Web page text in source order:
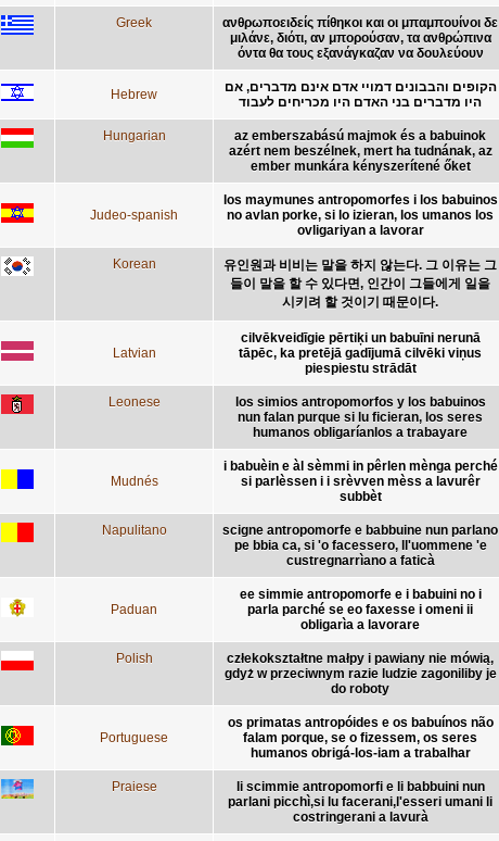
Greek
ανθρωποειδείς πίθηκοι και οι μπαμπουίνοι δε
μιλάνε, διότι, αν μπορούσαν, τα ανθρώπινα
όντα θα τους εξανάγκαζαν να δουλεύουν
Hebrew
הקופים והבבונים דמויי אדם אינם מדברים, אם
היו מדברים בני האדם היו מכריחים לעבוד
Hungarian
az emberszabású majmok és a babuinok
azért nem beszélnek, mert ha tudnának, az
ember munkára kényszerítené őket
Judeo-spanish
los maymunes antropomorfes i los babuinos
no avlan porke, si lo izieran, los umanos los
ovligariyan a lavorar
Korean
유인원과 비비는 말을 하지 않는다. 그 이유는 그
들이 말을 할 수 있다면, 인간이 그들에게 일을
시키려 할 것이기 때문이다.
Latvian
cilvēkveidīgie pērtiķi un babuīni nerunā
tāpēc, ka pretējā gadījumā cilvēki viņus
piespiestu strādāt
Leonese
los simios antropomorfos y los babuinos
nun falan purque si lu ficieran, los seres
humanos obligaríanlos a trabayare
Mudnés
i babuèin e àl sèmmi in pêrlen mènga perché
si parlèssen i i srèvven mèss a lavurêr
subbèt
Napulitano
scigne antropomorfe e babbuine nun parlano
pe bbia ca, si 'o facessero, ll'uommene 'e
custregnarrìano a faticà
Paduan
ee simmie antropomorfe e i babuini no i
parla parché se eo faxesse i omeni ii
obligarìa a lavorare
Polish
człekokształtne małpy i pawiany nie mówią,
gdyż w przeciwnym razie ludzie zagoniliby je
do roboty
Portuguese
os primatas antropóides e os babuínos não
falam porque, se o fizessem, os seres
humanos obrigá-los-iam a trabalhar
Praiese
li scimmie antropomorfi e li babbuini nun
parlani picchì,si lu facerani,l'esseri umani li
costringerani a lavurà